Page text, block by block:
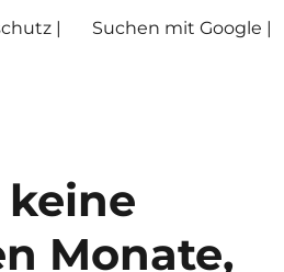
| Suchen mit Google |
keine
Monate,